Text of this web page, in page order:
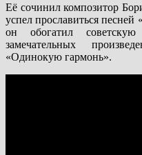
Её сочинил композитор
успел прославиться
он обогатил
замечательных
«Одинокую гармонь».